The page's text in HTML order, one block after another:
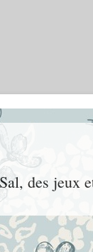
des jeux